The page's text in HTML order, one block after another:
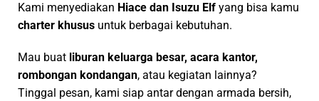
Kami menyediakan Hiace dan Isuzu Elf yang bisa kamu
charter khusus untuk berbagai kebutuhan.
Mau buat liburan keluarga besar, acara kantor,
rombongan kondangan, atau kegiatan lainnya?
Tinggal pesan, kami siap antar dengan armada bersih,